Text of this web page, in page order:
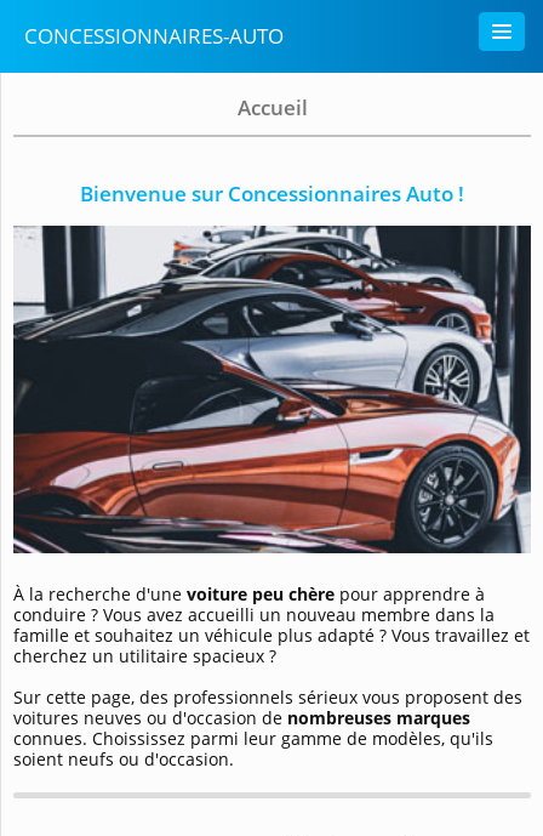
CONCESSIONNAIRES-AUTO
Accueil
Bienvenue sur Concessionnaires Auto !
À la recherche d'une voiture peu chère pour apprendre à
conduire ? Vous avez accueilli un nouveau membre dans la
famille et souhaitez un véhicule plus adapté ? Vous travaillez et
cherchez un utilitaire spacieux ?
Sur cette page, des professionnels sérieux vous proposent des
voitures neuves ou d'occasion de nombreuses marques
connues. Choississez parmi leur gamme de modèles, qu'ils
soient neufs ou d'occasion.